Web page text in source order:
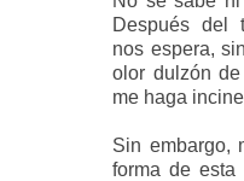
Después del
nos espera,
olor dulzón
me haga
Sin embargo,
forma de esta